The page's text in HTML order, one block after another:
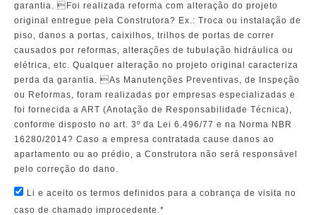
garantia. Foi realizada reforma com alteração do projeto
original entregue pela Construtora? Ex.: Troca ou instalação de
piso, danos a portas, caixilhos, trilhos de portas de correr
causados por reformas, alterações de tubulação hidráulica ou
elétrica, etc. Qualquer alteração no projeto original caracteriza
perda da garantia. As Manutenções Preventivas, de Inspeção
ou Reformas, foram realizadas por empresas especializadas e
foi fornecida a ART (Anotação de Responsabilidade Técnica),
conforme disposto no art. 3º da Lei 6.496/77 e na Norma NBR
16280/2014? Caso a empresa contratada cause danos ao
apartamento ou ao prédio, a Construtora não será responsável
pelo correção do dano.
Li e aceito os termos definidos para a cobrança de visita no
caso de chamado improcedente.*